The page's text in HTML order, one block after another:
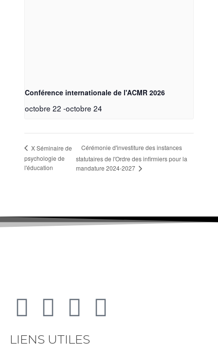
Conférence internationale de l'ACMR 2026
octobre 22 -octobre 24
X Séminaire de
psychologie de
l'éducation
Cérémonie d'investiture des instances
statutaires de l'Ordre des infirmiers pour la
mandature 2024-2027
LIENS UTILES